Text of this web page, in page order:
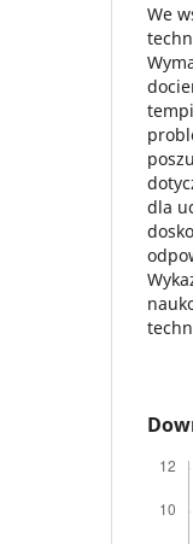
We
dla